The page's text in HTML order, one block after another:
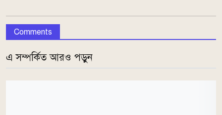
Comments
এ সম্পর্কিত আরও পড়ুন